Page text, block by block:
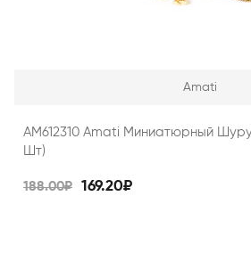
Amati
AM612310 Amati Миниатюрный
Шт)
188.00₽ 169.20₽